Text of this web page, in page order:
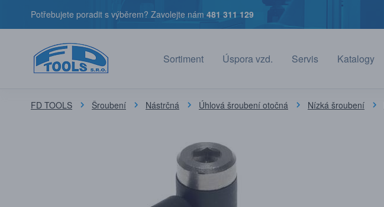
Potřebujete poradit s výběrem? Zavolejte nám 481 311 129
Sortiment Úspora vzd. Servis Katalogy
FD TOOLS Šroubení Nástrčná Úhlová šroubení otočná Nízká šroubení